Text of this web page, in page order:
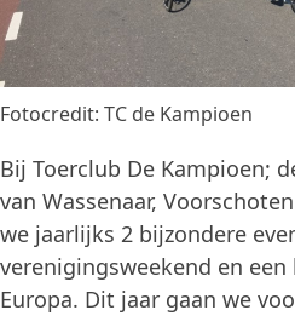
Fotocredit: TC de Kampioen
Bij Toerclub De Kampioen;
van Wassenaar,
we jaarlijks 2 bijzondere
verenigingsweekend en
Europa. Dit jaar gaan we